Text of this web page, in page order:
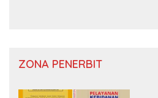
ZONA PENERBIT